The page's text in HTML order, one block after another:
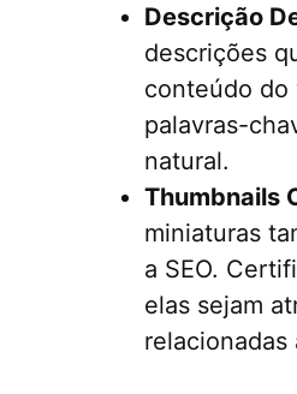
Descrição
descrições
conteúdo do
palavras-
natural.
Thumbnails
miniaturas
a SEO.
elas sejam